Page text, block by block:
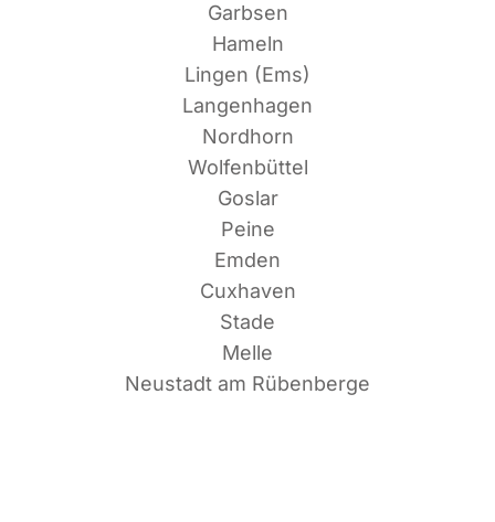
Garbsen
Hameln
Lin­gen (Ems)
Langenhagen
Nordhorn
Wolfenbüttel
Goslar
Peine
Emden
Cuxhaven
Stade
Melle
Neu­stadt am Rübenberge